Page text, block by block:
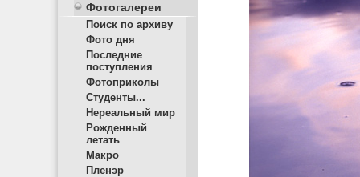
Фотогалереи
Поиск по архиву
Фото дня
Последние
поступления
Фотоприколы
Студенты...
Нереальный мир
Рожденный
летать
Макро
Пленэр